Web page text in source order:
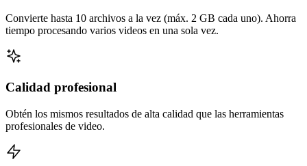
Convierte hasta 10 archivos a la vez (máx. 2 GB cada uno). Ahorra
tiempo procesando varios videos en una sola vez.
Calidad profesional
Obtén los mismos resultados de alta calidad que las herramientas
profesionales de video.